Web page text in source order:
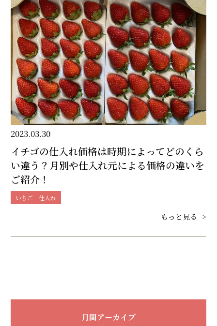
2023.03.30
イチゴの仕入れ価格は時期によってどのくら
い違う？月別や仕入れ元による価格の違いを
ご紹介！
いちご 仕入れ
もっと見る >
月間アーカイブ